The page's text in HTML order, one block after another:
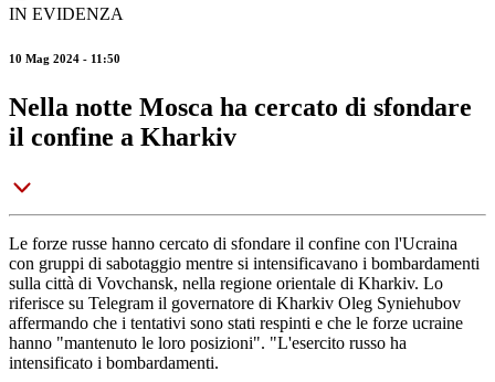
IN EVIDENZA
10 Mag 2024 - 11:50
Nella notte Mosca ha cercato di sfondare
il confine a Kharkiv
Le forze russe hanno cercato di sfondare il confine con l'Ucraina
con gruppi di sabotaggio mentre si intensificavano i bombardamenti
sulla città di Vovchansk, nella regione orientale di Kharkiv. Lo
riferisce su Telegram il governatore di Kharkiv Oleg Syniehubov
affermando che i tentativi sono stati respinti e che le forze ucraine
hanno "mantenuto le loro posizioni". "L'esercito russo ha
intensificato i bombardamenti.